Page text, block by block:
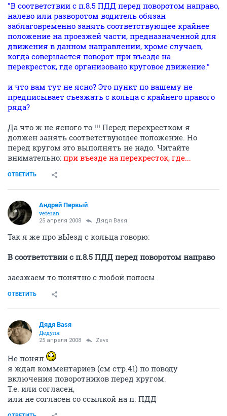
"В соответствии с п.8.5 ПДД перед поворотом направо,
налево или разворотом водитель обязан
заблаговременно занять соответствующее крайнее
положение на проезжей части, предназначенной для
движения в данном направлении, кроме случаев,
когда совершается поворот при въезде на
перекресток, где организовано круговое движение."
и что вам тут не ясно? Это пункт по вашему не
предписывает съезжать с кольца с крайнего правого
ряда?
Да что ж не ясного то !!! Перед перекрестком я
должен занять соответствующее положение. Но
перед кругом это выполнять не надо. Читайте
внимательно: при въезде на перекресток, где...
ОТВЕТИТЬ
Андрей Первый
veteran
25 апреля 2008 Дядя Ваsя
Так я же про вЫезд с кольца говорю:
В соответствии с п.8.5 ПДД перед поворотом направо
заезжаем то понятно с любой полосы
ОТВЕТИТЬ
Дядя Ваsя
Дедуля
25 апреля 2008 Zevs
Не понял.
я ждал комментариев (см стр.41) по поводу
включения поворотников перед кругом.
Т.е. или согласен,
или не согласен со ссылкой на п. ПДД